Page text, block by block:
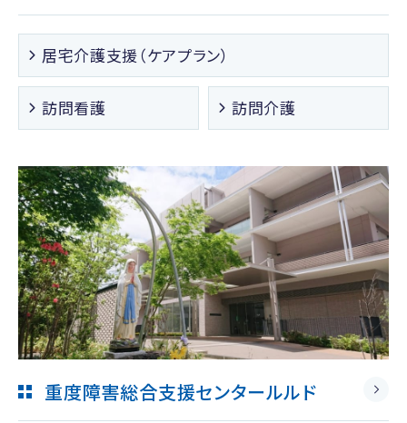
居宅介護支援（ケアプラン）
訪問看護 訪問介護
重度障害総合支援センタールルド